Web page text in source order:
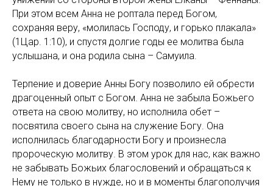
При этом всем Анна не роптала перед Богом,
сохраняя веру, «молилась Господу, и горько плакала»
(1Цар. 1:10), и спустя долгие годы ее молитва была
услышана, и она родила сына – Самуила.
Терпение и доверие Анны Богу позволило ей обрести
драгоценный опыт с Богом. Анна не забыла Божьего
ответа на свою молитву, но исполнила обет –
посвятила своего сына на служение Богу. Она
исполнилась благодарности Богу и произнесла
пророческую молитву. В этом урок для нас, как важно
не забывать Божьих благословений и обращаться к
Нему не только в нужде, но и в моменты благополучия